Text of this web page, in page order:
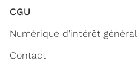
CGU
Numérique d'intérêt général
Contact